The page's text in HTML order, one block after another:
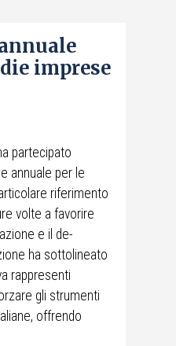
imprese
partecipato
annuale per le
riferimento
volte a favorire
e il de-
ha sottolineato
rappresenti
gli strumenti
offrendo